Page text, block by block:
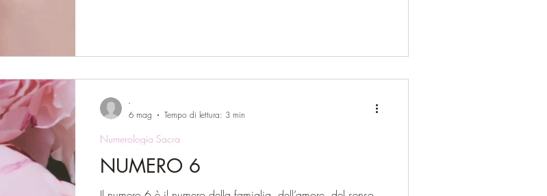
parla al cuore di chi cerca, di chi cade e si rialza, di chi
NUMERO 6
Numerologia Sacra
-
6 mag
Tempo di lettura: 3 min